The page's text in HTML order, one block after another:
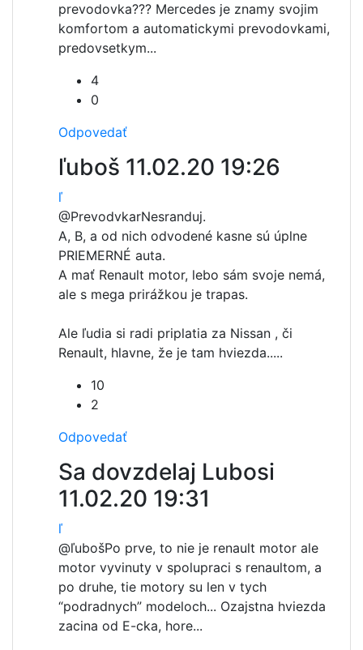
prevodovka??? Mercedes je znamy svojim
komfortom a automatickymi prevodovkami,
predovsetkym...
4
0
Odpovedať
ľuboš 11.02.20 19:26
ľ
@PrevodvkarNesranduj.
A, B, a od nich odvodené kasne sú úplne
PRIEMERNÉ auta.
A mať Renault motor, lebo sám svoje nemá,
ale s mega prirážkou je trapas.
Ale ľudia si radi priplatia za Nissan , či
Renault, hlavne, že je tam hviezda.....
10
2
Odpovedať
Sa dovzdelaj Lubosi
11.02.20 19:31
ľ
@ľubošPo prve, to nie je renault motor ale
motor vyvinuty v spolupraci s renaultom, a
po druhe, tie motory su len v tych
“podradnych” modeloch... Ozajstna hviezda
zacina od E-cka, hore...